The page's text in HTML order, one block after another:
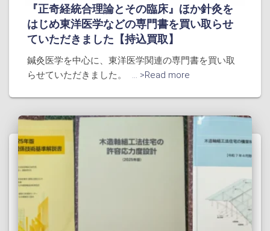
『正奇経統合理論とその臨床』ほか針灸を
はじめ東洋医学などの専門書を買い取らせ
ていただきました【持込買取】
鍼灸医学を中心に、東洋医学関連の専門書を買い取
らせていただきました。
... >Read more